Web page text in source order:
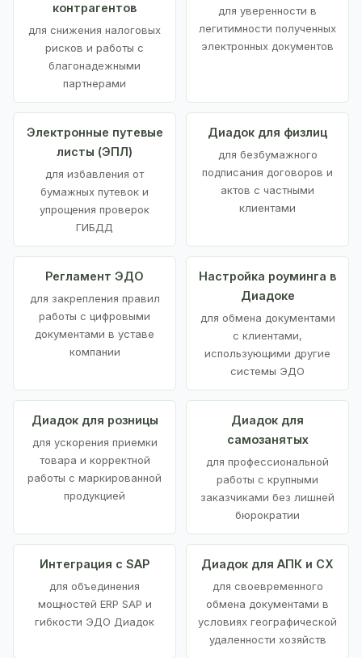
контрагентов
для снижения налоговых
рисков и работы с
благонадежными
партнерами
для уверенности в
легитимности полученных
электронных документов
Электронные путевые
листы (ЭПЛ)
для избавления от
бумажных путевок и
упрощения проверок
ГИБДД
Диадок для физлиц
для безбумажного
подписания договоров и
актов с частными
клиентами
Регламент ЭДО
для закрепления правил
работы с цифровыми
документами в уставе
компании
Настройка роуминга в
Диадоке
для обмена документами
с клиентами,
использующими другие
системы ЭДО
Диадок для розницы
для ускорения приемки
товара и корректной
работы с маркированной
продукцией
Диадок для
самозанятых
для профессиональной
работы с крупными
заказчиками без лишней
бюрократии
Интеграция с SAP
для объединения
мощностей ERP SAP и
гибкости ЭДО Диадок
Диадок для АПК и СХ
для своевременного
обмена документами в
условиях географической
удаленности хозяйств